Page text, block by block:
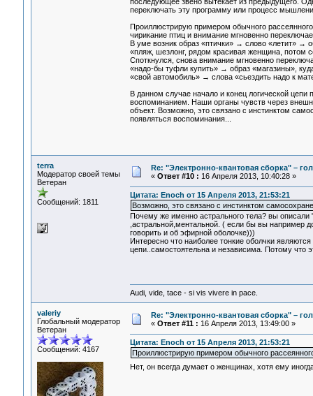
переключать эту программу или процесс
Проиллюстрирую примером обычного
чирикание птиц и внимание мгновенно
В уме возник образ «птички» → слово «летит» →
«пляж, шезлонг, рядом красивая женщина, потом
Споткнулся, снова внимание мгновенно
«надо-бы туфли купить» → образ «магазины»,
«свой автомобиль» → слова «сьездить надо к
В данном случае начало и конец логической
воспоминанием. Наши органы чувств через
объект. Возможно, это связано с инстинктом
появляться воспоминания...
terra
Модератор своей темы
Ветеран
Сообщений: 1811
Re: "Электронно-квантовая сборка" –
« Ответ #10 : 16 Апреля 2013, 10:40:28 »
Цитата: Enoch от 15 Апреля 2013, 21:53:21
Возможно, это связано с инстинктом
Почему же именно астрального тела? вы
,астральной,ментальной. ( если бы вы например
говорить и об эфирной оболочке)))
Интересно что наиболее тонкие оболчки
цепи..самостоятельна и независима. Потому что
Audi, vide, tace - si vis vivere in pace.
valeriy
Глобальный модератор
Ветеран
Сообщений: 4167
Re: "Электронно-квантовая сборка" –
« Ответ #11 : 16 Апреля 2013, 13:49:00 »
Цитата: Enoch от 15 Апреля 2013, 21:53:21
Проиллюстрирую примером обычного
Нет, он всегда думает о женщинах, хотя ему